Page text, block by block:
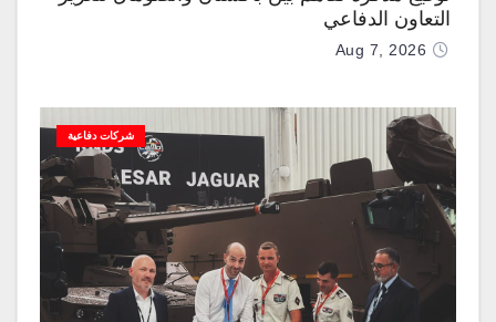
التعاون الدفاعي
Aug 7, 2026
شركات دفاعية